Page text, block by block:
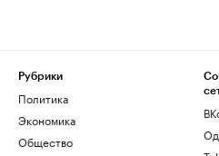
Рубрики
Политика
Экономика
Общество